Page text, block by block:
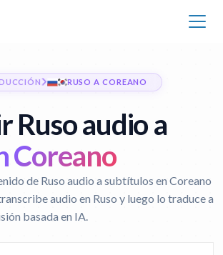
RUSO A COREANO
Ruso audio a
Coreano
de Ruso audio a subtítulos en Coreano
audio en Ruso y luego lo traduce a
basada en IA.